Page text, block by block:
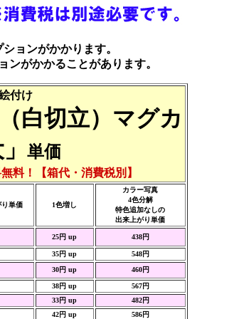
ョンがかかります。
ンがかかることがあります。
付け
白切立）マグカ
単価
料！【箱代・消費税別】
り単価 1色増し
カラー写真
4色分解
特色追加なしの
出来上がり単価
25円 up 438円
35円 up 548円
30円 up 460円
38円 up 567円
33円 up
482円
42円 up 586円